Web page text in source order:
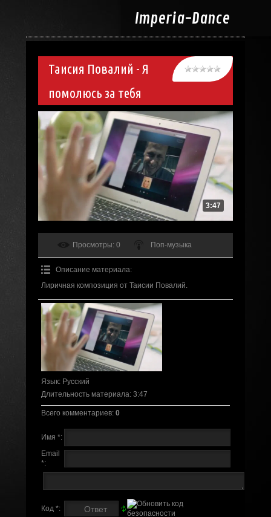
Imperia-Dance
Таисия Повалий - Я
помолюсь за тебя
3:47
Просмотры: 0 Поп-музыка
Описание материала:
Лиричная композиция от Таисии Повалий.
Язык: Русский
Длительность материала: 3:47
Всего комментариев: 0
Имя *:
Email
*:
Код *: